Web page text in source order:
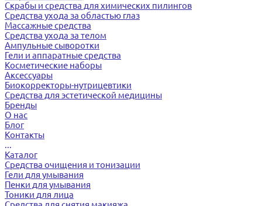
Скрабы и средства для химических пилингов
Средства ухода за областью глаз
Массажные средства
Средства ухода за телом
Ампульные сыворотки
Гели и аппаратные средства
Косметические наборы
Аксессуары
Биокорректоры-нутрицевтики
Средства для эстетической медицины
Бренды
О нас
Блог
Контакты
...
Каталог
Средства очищения и тонизации
Гели для умывания
Пенки для умывания
Тоники для лица